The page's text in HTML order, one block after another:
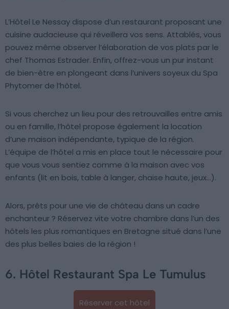
L’Hôtel Le Nessay dispose d’un restaurant proposant une
cuisine audacieuse qui réveillera vos sens. Attablés, vous
pouvez même observer l’élaboration de vos plats par le
chef Thomas Estrader. Enfin, offrez-vous un pur instant
de bien-être en plongeant dans l’univers soyeux du Spa
Phytomer de l’hôtel.
Si vous cherchez un lieu pour des retrouvailles entre amis
ou en famille, l’hôtel propose également la location
d’une maison indépendante, typique de la région.
L’équipe de l’hôtel a mis en place tout le nécessaire pour
que vous vous sentiez comme à la maison avec vos
enfants (lit en bois, table à langer, chaise haute, jeux…).
Alors, prêts pour une vie de château dans un cadre
enchanteur ? Réservez vite votre chambre dans l’un des
hôtels les plus romantiques en Bretagne situé dans l’une
des plus belles baies de la région !
6. Hôtel Restaurant Spa Le Tumulus
Réserver cet hôtel